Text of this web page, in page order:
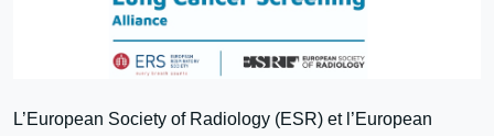
L’European Society of Radiology (ESR) et l’European